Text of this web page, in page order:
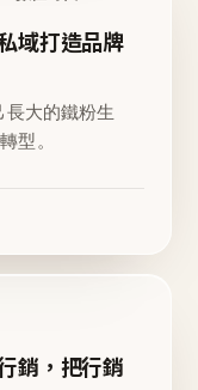
域打造品牌
大的鐵粉生
型。
銷，把行銷